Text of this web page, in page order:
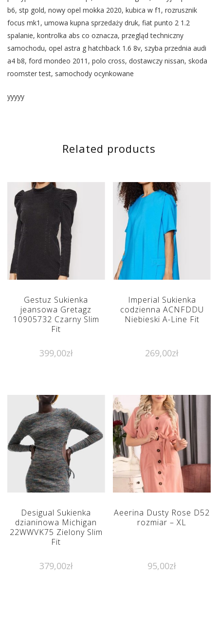
b6, stp gold, nowy opel mokka 2020, kubica w f1, rozrusznik
focus mk1, umowa kupna sprzedaży druk, fiat punto 2 1.2
spalanie, kontrolka abs co oznacza, przegląd techniczny
samochodu, opel astra g hatchback 1.6 8v, szyba przednia audi
a4 b8, ford mondeo 2011, polo cross, dostawczy nissan, skoda
roomster test, samochody ocynkowane
yyyyy
Related products
Gestuz Sukienka
jeansowa Gretagz
10905732 Czarny Slim
Fit
399,00zł
Imperial Sukienka
codzienna ACNFDDU
Niebieski A-Line Fit
269,00zł
Desigual Sukienka
dzianinowa Michigan
22WWVK75 Zielony Slim
Fit
379,00zł
Aeerina Dusty Rose D52
rozmiar – XL
95,00zł